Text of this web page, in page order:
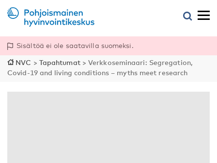
Sisältöä ei ole saatavilla suomeksi.
NVC > Tapahtumat>Verkkoseminaari: Segregation,
Covid-19 and living conditions – myths meet research